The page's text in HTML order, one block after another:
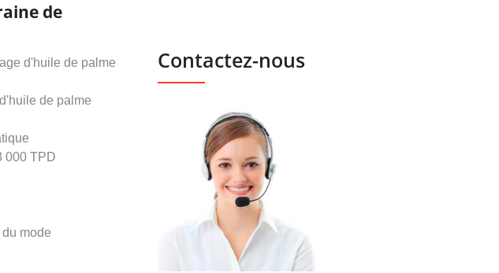
de
d'huile de palme
de palme
000 TPD
mode
Contactez-nous